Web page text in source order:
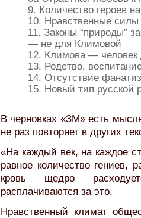
9. Количество героев
10. Нравственные
11. Законы “природы”
— не для Климовой
12. Климова — человек
13. Родство,
14. Отсутствие
15. Новый тип русской
В черновках «ЗМ» есть
не раз повторяет в других
«На каждый век, на каждое
равное количество гениев,
кровь щедро
расплачиваются за это.
Нравственный климат